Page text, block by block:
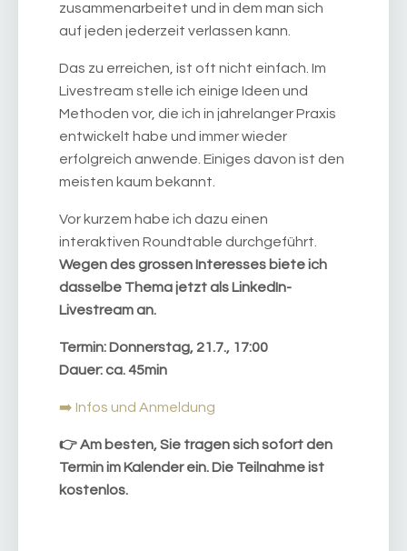
zusammenarbeitet und in dem man sich
auf jeden jederzeit verlassen kann.
Das zu erreichen, ist oft nicht einfach. Im
Livestream stelle ich einige Ideen und
Methoden vor, die ich in jahrelanger Praxis
entwickelt habe und immer wieder
erfolgreich anwende. Einiges davon ist den
meisten kaum bekannt.
Vor kurzem habe ich dazu einen
interaktiven Roundtable durchgeführt.
Wegen des grossen Interesses biete ich
dasselbe Thema jetzt als LinkedIn-
Livestream an.
Termin: Donnerstag, 21.7., 17:00
Dauer: ca. 45min
➡️ Infos und Anmeldung
👉 Am besten, Sie tragen sich sofort den
Termin im Kalender ein. Die Teilnahme ist
kostenlos.